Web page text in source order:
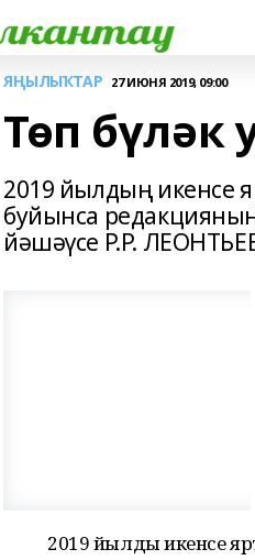
ЯҢЫЛЫҠТАР 27 ИЮНЯ 2019, 09:00
Төп бүләк
2019 йылдың икенсе
буйынса
йәшәүсе Р.Р.
2019 йылдың икенсе